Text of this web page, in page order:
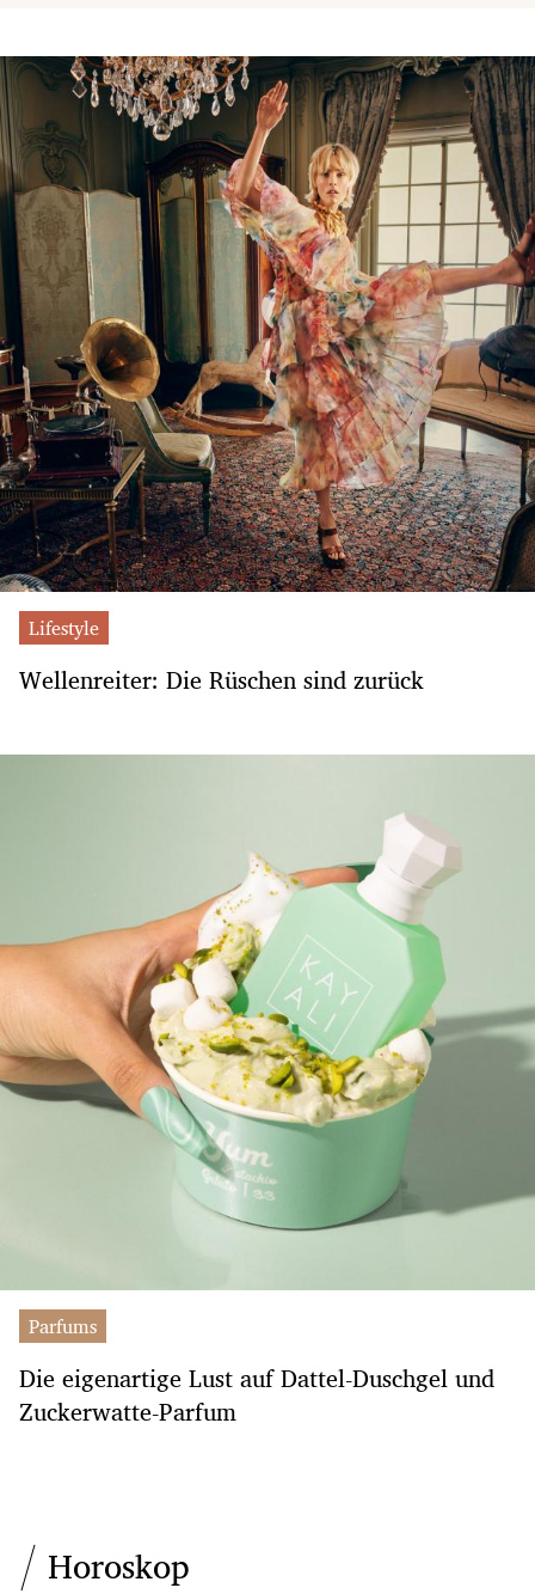
Lifestyle
Wellenreiter: Die Rüschen sind zurück
Parfums
Die eigenartige Lust auf Dattel-Duschgel und
Zuckerwatte-Parfum
Horoskop